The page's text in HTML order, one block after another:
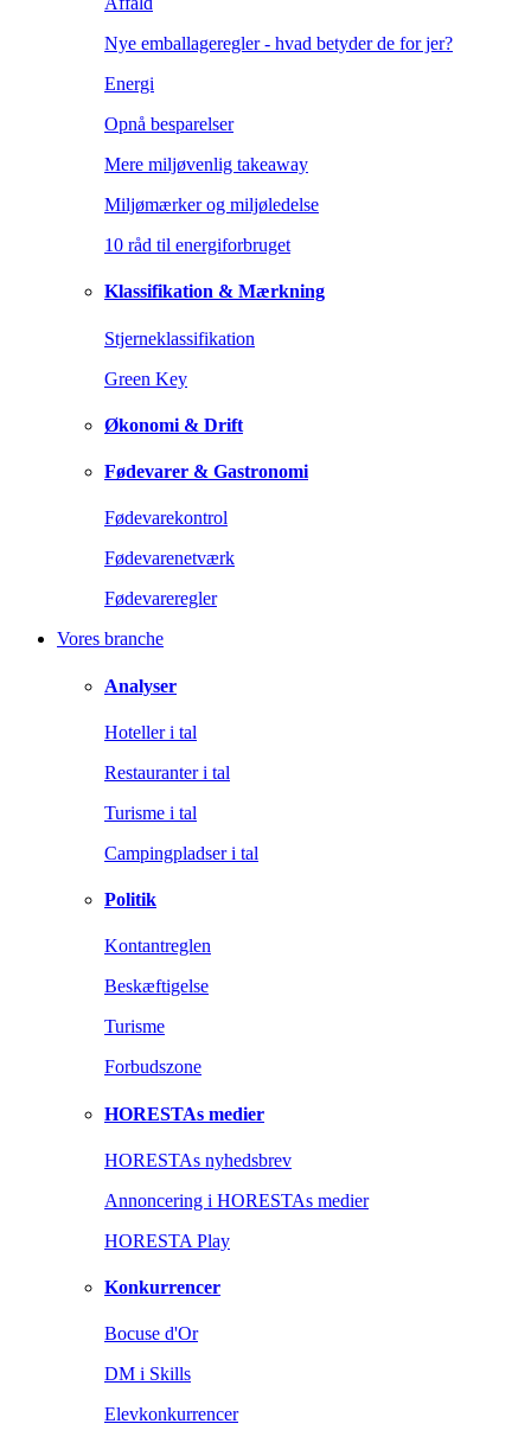
Nye emballageregler - hvad betyder de for jer?
Energi
Opnå besparelser
Mere miljøvenlig takeaway
Miljømærker og miljøledelse
10 råd til energiforbruget
Klassifikation & Mærkning
Stjerneklassifikation
Green Key
Økonomi & Drift
Fødevarer & Gastronomi
Fødevarekontrol
Fødevarenetværk
Fødevareregler
Vores branche
Analyser
Hoteller i tal
Restauranter i tal
Turisme i tal
Campingpladser i tal
Politik
Kontantreglen
Beskæftigelse
Turisme
Forbudszone
HORESTAs medier
HORESTAs nyhedsbrev
Annoncering i HORESTAs medier
HORESTA Play
Konkurrencer
Bocuse d'Or
DM i Skills
Elevkonkurrencer